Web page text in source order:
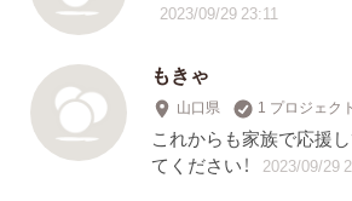
2023/09/29 23:11
もきゃ
山口県 1 プロジェク
これからも家族で応援
てください！
2023/09/29